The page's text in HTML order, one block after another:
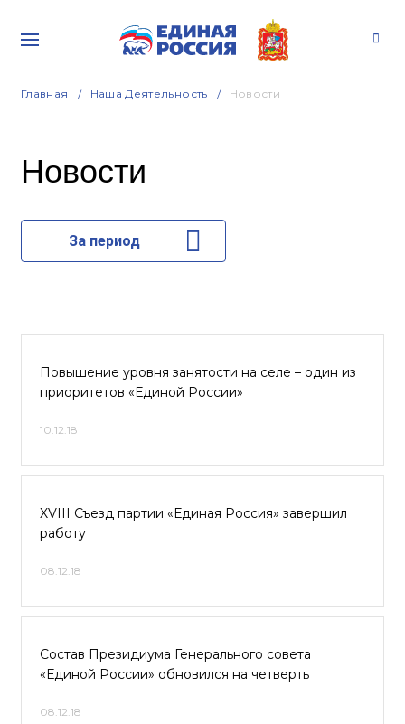
Главная Наша Деятельность Новости
Новости
За период
Повышение уровня занятости на селе – один из
приоритетов «Единой России»
10.12.18
XVIII Съезд партии «Единая Россия» завершил
работу
08.12.18
Состав Президиума Генерального совета
«Единой России» обновился на четверть
08.12.18